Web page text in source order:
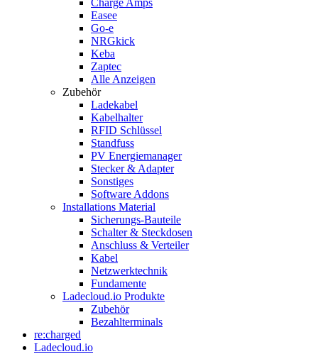
Charge Amps
Easee
Go-e
NRGkick
Keba
Zaptec
Alle Anzeigen
Zubehör
Ladekabel
Kabelhalter
RFID Schlüssel
Standfuss
PV Energiemanager
Stecker & Adapter
Sonstiges
Software Addons
Installations Material
Sicherungs-Bauteile
Schalter & Steckdosen
Anschluss & Verteiler
Kabel
Netzwerktechnik
Fundamente
Ladecloud.io Produkte
Zubehör
Bezahlterminals
re:charged
Ladecloud.io